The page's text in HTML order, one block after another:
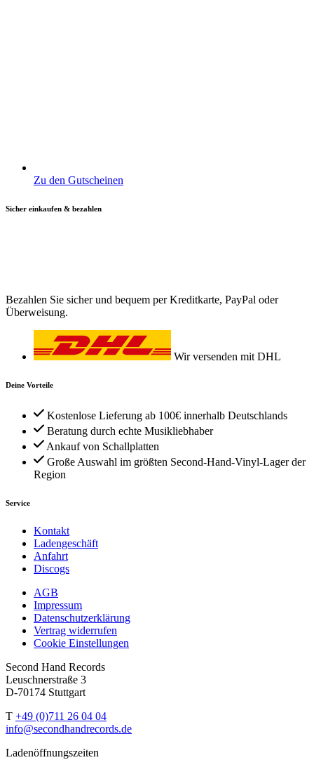
Zu den Gutscheinen
Sicher einkaufen & bezahlen
Bezahlen Sie sicher und bequem per Kreditkarte, PayPal oder
Überweisung.
Wir versenden mit DHL
Deine Vorteile
Kostenlose Lieferung ab 100€ innerhalb Deutschlands
Beratung durch echte Musikliebhaber
Ankauf von Schallplatten
Große Auswahl im größten Second-Hand-Vinyl-Lager der
Region
Service
Kontakt
Ladengeschäft
Anfahrt
Discogs
AGB
Impressum
Datenschutzerklärung
Vertrag widerrufen
Cookie Einstellungen
Second Hand Records
Leuschnerstraße 3
D-70174 Stuttgart
T +49 (0)711 26 04 04
info@secondhandrecords.de
Ladenöffnungszeiten